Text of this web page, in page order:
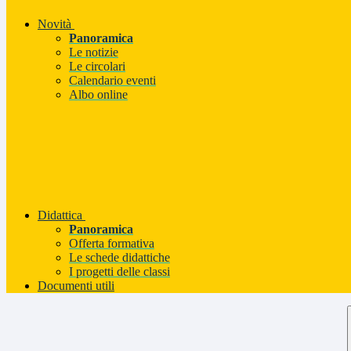
Novità
Panoramica
Le notizie
Le circolari
Calendario eventi
Albo online
Didattica
Panoramica
Offerta formativa
Le schede didattiche
I progetti delle classi
Documenti utili